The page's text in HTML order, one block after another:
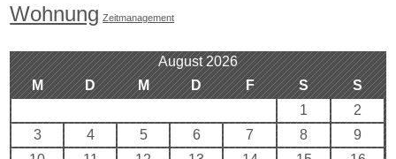
Wohnung Zeitmanagement
August 2026
M
D M D F S
S
1
2
3
4 5 6 7 8
9